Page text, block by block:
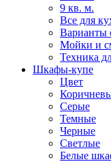
9 кв. м.
Все для
Варианты
Мойки и
Техника
Шкафы-купе
Цвет
Серые
Темные
Черные
Светлые
Белые